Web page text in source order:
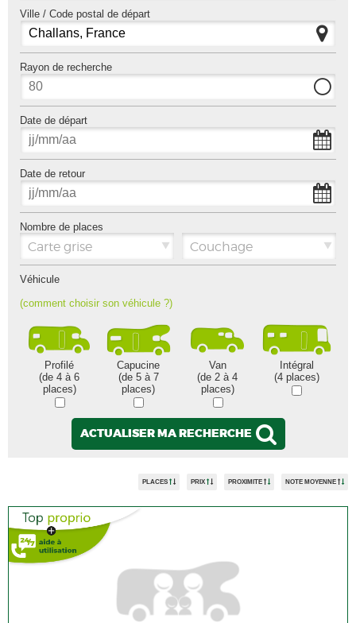
Ville / Code postal de départ
Rayon de recherche
Date de départ
Date de retour
Nombre de places
Carte grise Couchage
Véhicule
(comment choisir son véhicule ?)
Profilé
(de 4 à 6
places)
Capucine
(de 5 à 7
places)
Van
(de 2 à 4
places)
Intégral
(4 places)
ACTUALISER MA RECHERCHE
PLACES PRIX PROXIMITE NOTE MOYENNE